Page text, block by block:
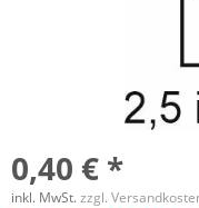
0,40 € *
inkl. MwSt.zzgl.